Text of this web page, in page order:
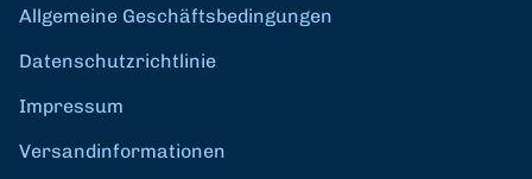
Allgemeine Geschäftsbedingungen
Datenschutzrichtlinie
Impressum
Versandinformationen